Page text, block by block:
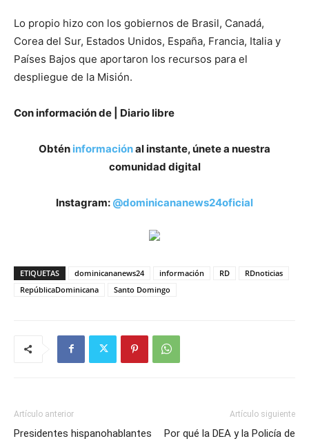
Lo propio hizo con los gobiernos de Brasil, Canadá,
Corea del Sur, Estados Unidos, España, Francia, Italia y
Países Bajos que aportaron los recursos para el
despliegue de la Misión.
Con información de | Diario libre
Obtén informaciónal instante, únete a nuestra
comunidad digital
Instagram: @dominicananews24oficial
ETIQUETAS dominicananews24 información RD
RDnoticias
RepúblicaDominicana
Santo Domingo
Artículo anterior
Presidentes hispanohablantes
Artículo siguiente
Por qué la DEA y la Policía de